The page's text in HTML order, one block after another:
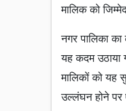
मालिक को
नगर पालिका
यह कदम उठाया
मालिकों को यह
उल्लंघन होने